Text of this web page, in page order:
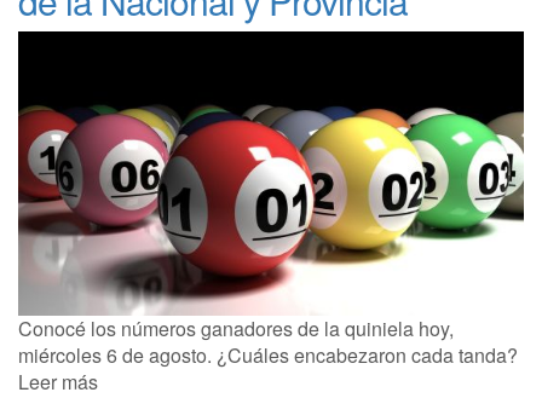
Conocé los números ganadores de la quiniela hoy,
miércoles 6 de agosto. ¿Cuáles encabezaron cada tanda?
Leer más